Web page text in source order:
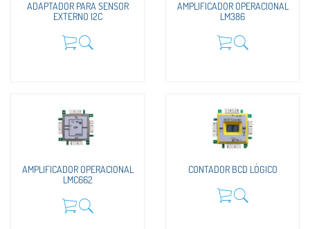
ADAPTADOR PARA SENSOR
EXTERNO I2C
AMPLIFICADOR OPERACIONAL
LM386
AMPLIFICADOR OPERACIONAL
LMC662
CONTADOR BCD LÓGICO